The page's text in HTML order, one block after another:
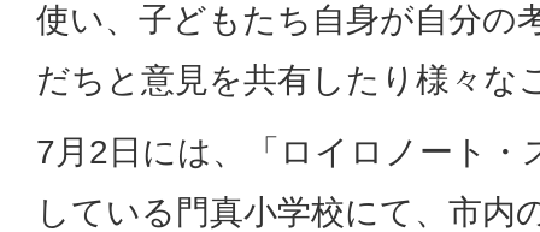
使い、子どもたち自身が自分の
だちと意見を共有したり様々な
7月2日には、「ロイロノート・
している門真小学校にて、市内